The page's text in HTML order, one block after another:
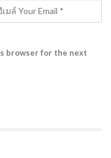
browser for the next